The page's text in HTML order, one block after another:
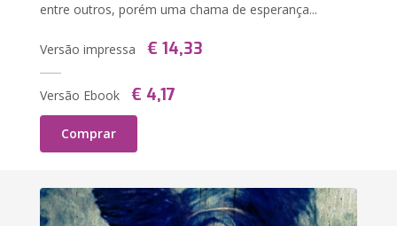
entre outros, porém uma chama de esperança...
Versão impressa € 14,33
Versão Ebook € 4,17
Comprar